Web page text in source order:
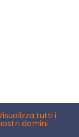
tutti i
domini